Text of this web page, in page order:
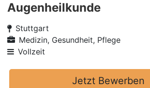
Augenheilkunde
Stuttgart
Medizin, Gesundheit, Pflege
Vollzeit
Jetzt Bewerben